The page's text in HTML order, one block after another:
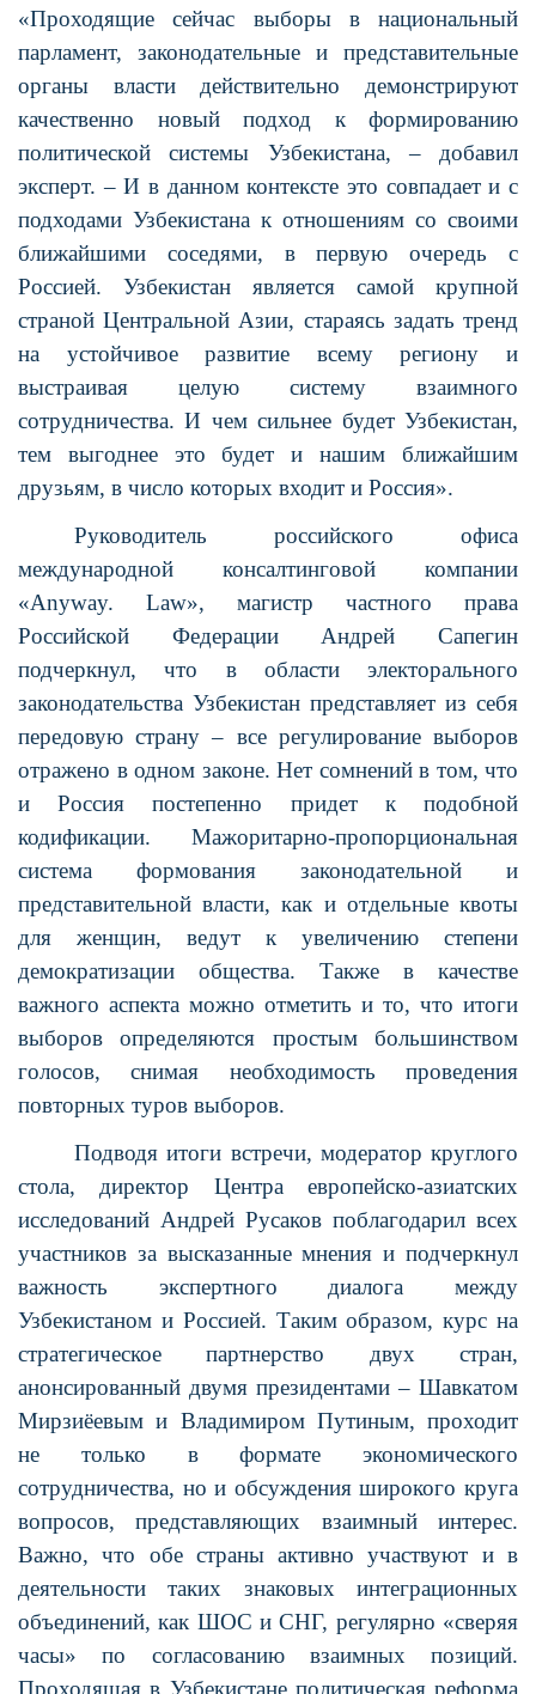
«Проходящие сейчас выборы в национальный
парламент, законодательные и представительные
органы власти действительно демонстрируют
качественно новый подход к формированию
политической системы Узбекистана, – добавил
эксперт. – И в данном контексте это совпадает и с
подходами Узбекистана к отношениям со своими
ближайшими соседями, в первую очередь с
Россией. Узбекистан является самой крупной
страной Центральной Азии, стараясь задать тренд
на устойчивое развитие всему региону и
выстраивая целую систему взаимного
сотрудничества. И чем сильнее будет Узбекистан,
тем выгоднее это будет и нашим ближайшим
друзьям, в число которых входит и Россия».
Руководитель российского офиса
международной консалтинговой компании
«Anyway. Law», магистр частного права
Российской Федерации Андрей Сапегин
подчеркнул, что в области электорального
законодательства Узбекистан представляет из себя
передовую страну – все регулирование выборов
отражено в одном законе. Нет сомнений в том, что
и Россия постепенно придет к подобной
кодификации. Мажоритарно-пропорциональная
система формования законодательной и
представительной власти, как и отдельные квоты
для женщин, ведут к увеличению степени
демократизации общества. Также в качестве
важного аспекта можно отметить и то, что итоги
выборов определяются простым большинством
голосов, снимая необходимость проведения
повторных туров выборов.
Подводя итоги встречи, модератор круглого
стола, директор Центра европейско-азиатских
исследований Андрей Русаков поблагодарил всех
участников за высказанные мнения и подчеркнул
важность экспертного диалога между
Узбекистаном и Россией. Таким образом, курс на
стратегическое партнерство двух стран,
анонсированный двумя президентами – Шавкатом
Мирзиёевым и Владимиром Путиным, проходит
не только в формате экономического
сотрудничества, но и обсуждения широкого круга
вопросов, представляющих взаимный интерес.
Важно, что обе страны активно участвуют и в
деятельности таких знаковых интеграционных
объединений, как ШОС и СНГ, регулярно «сверяя
часы» по согласованию взаимных позиций.
Проходящая в Узбекистане политическая реформа